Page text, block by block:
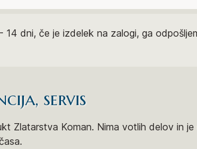
14 dni, če je izdelek na zalogi, ga
servis
Zlatarstva Koman. Nima votlih delov in